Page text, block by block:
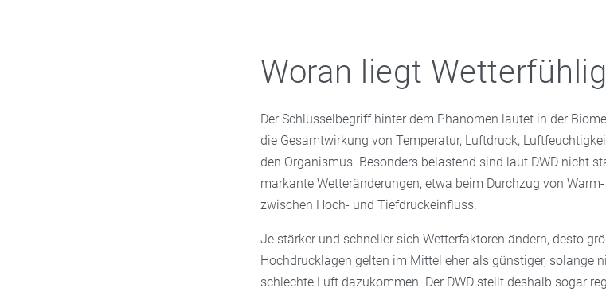
Woran liegt
Der Schlüsselbegriff hinter dem Phänomen lautet in der
die Gesamtwirkung von Temperatur, Luftdruck,
den Organismus. Besonders belastend sind laut DWD nicht
markante Wetteränderungen, etwa beim Durchzug von
zwischen Hoch- und Tiefdruckeinfluss.
Je stärker und schneller sich Wetterfaktoren ändern, desto
Hochdrucklagen gelten im Mittel eher als günstiger, solange
schlechte Luft dazukommen. Der DWD stellt deshalb sogar